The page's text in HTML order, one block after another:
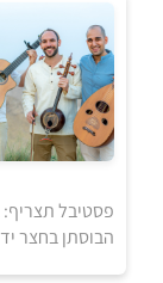
למידע
פסטיבל
הבוסתן בחצר יד